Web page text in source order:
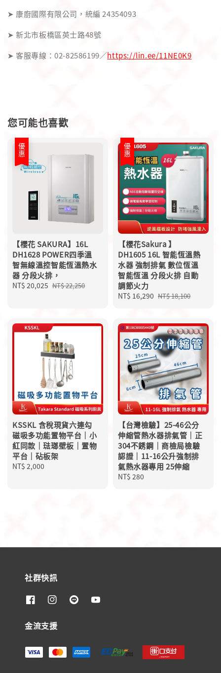
➤ 康廚國際有限公司，統編 24354093
➤ 新北市板橋區英士路48號
➤ 客服專線：02-82586199／https://lin.ee/11NE0K9
您可能也喜歡
優惠
【櫻花 SAKURA】16L
DH1628 POWER四季溫
智無線溫控智能恆溫熱水
器 分段火排，
Sale
NT$ 20,025 Regular
NT$ 22,250
優惠
【櫻花Sakura 】
DH1605 16L 智能恆溫熱
水器 強制排氣 數位恆溫
智能恆溫 分段火排 自動
調節火力
Sale
NT$ 16,290 Regular
NT$ 18,100
KSSKL 含稅現貨六連勾
磁吸多功能置物平台｜小
紅同款｜琺瑯壁板｜置物
平台｜砧板架
Regular
NT$ 2,000
【台灣檢驗】25-46公分
伸縮管熱水器排氣管｜正
304不銹鋼｜商檢局檢驗
認證｜11-16公升強制排
氣熱水器專用 25伸縮
Regular
NT$ 280
社群快訊
金流支援